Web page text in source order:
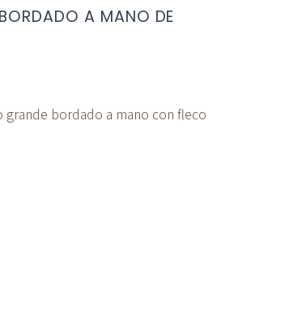
A MANO DE
grande bordado a mano con fleco